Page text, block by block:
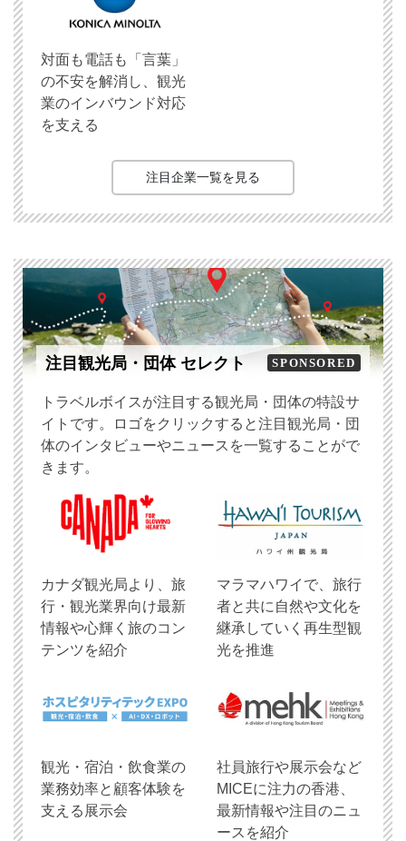
対面も電話も「言葉」
の不安を解消し、観光
業のインバウンド対応
を支える
注目企業一覧を見る
注目観光局・団体 セレクト SPONSORED
トラベルボイスが注目する観光局・団体の特設サ
イトです。ロゴをクリックすると注目観光局・団
体のインタビューやニュースを一覧することがで
きます。
​カナダ観光局より、旅
行・観光業界向け最新
情報や心輝く旅のコン
テンツを紹介
マラマハワイで、旅行
者と共に自然や文化を
継承していく再生型観
光を推進
観光・宿泊・飲食業の
業務効率と顧客体験を
支える展示会
社員旅行や展示会など
MICEに注力の香港、
最新情報や注目のニュ
ースを紹介